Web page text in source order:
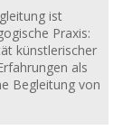
ist
Praxis:
künstlerischer
als
Begleitung von